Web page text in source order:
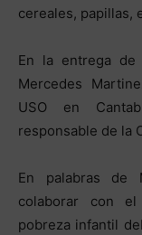
cereales, papillas,
En la entrega
Mercedes
USO en
responsable de la
En palabras de
colaborar con
pobreza infantil